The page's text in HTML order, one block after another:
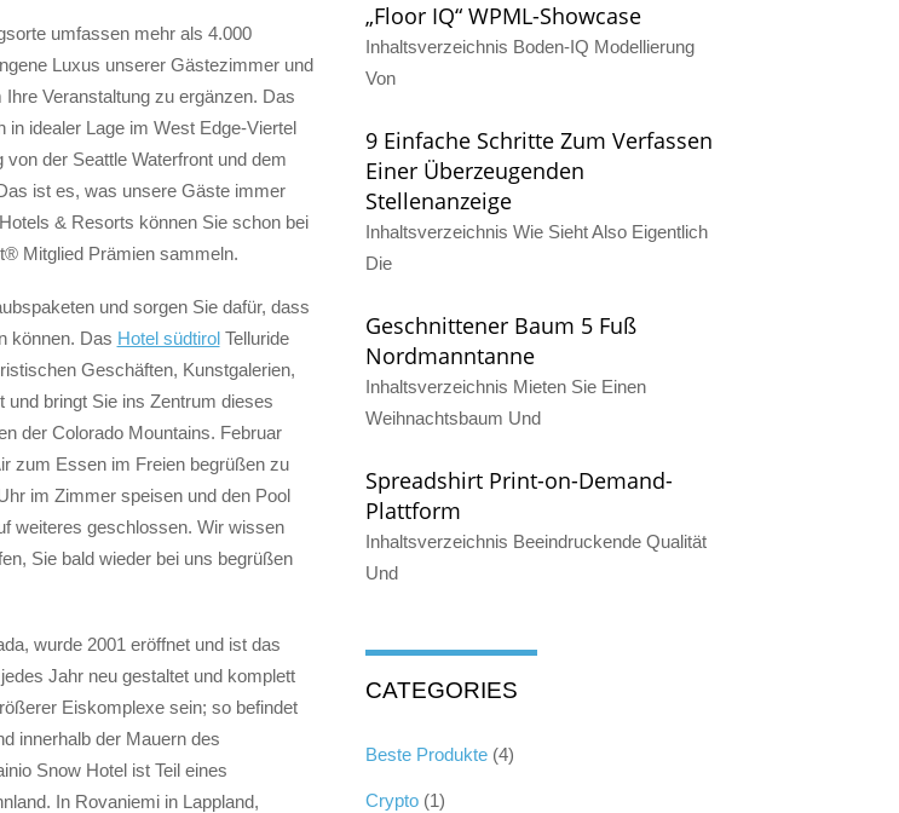
umfassen mehr als 4.000
Luxus unserer Gästezimmer und
Veranstaltung zu ergänzen. Das
idealer Lage im West Edge-Viertel
der Seattle Waterfront und dem
ist es, was unsere Gäste immer
& Resorts können Sie schon bei
Mitglied Prämien sammeln.
und sorgen Sie dafür, dass
können. Das Hotel südtirolTelluride
Geschäften, Kunstgalerien,
und bringt Sie ins Zentrum dieses
der Colorado Mountains. Februar
zum Essen im Freien begrüßen zu
im Zimmer speisen und den Pool
weiteres geschlossen. Wir wissen
Sie bald wieder bei uns begrüßen
wurde 2001 eröffnet und ist das
Jahr neu gestaltet und komplett
Eiskomplexe sein; so befindet
innerhalb der Mauern des
Snow Hotel ist Teil eines
In Rovaniemi in Lappland,
„Floor IQ“ WPML-Showcase
Inhaltsverzeichnis Boden-IQ Modellierung
Von
9 Einfache Schritte Zum Verfassen
Einer Überzeugenden
Stellenanzeige
Inhaltsverzeichnis Wie Sieht Also Eigentlich
Die
Geschnittener Baum 5 Fuß
Nordmanntanne
Inhaltsverzeichnis Mieten Sie Einen
Weihnachtsbaum Und
Spreadshirt Print-on-Demand-
Plattform
Inhaltsverzeichnis Beeindruckende Qualität
Und
CATEGORIES
Beste Produkte (4)
Crypto (1)